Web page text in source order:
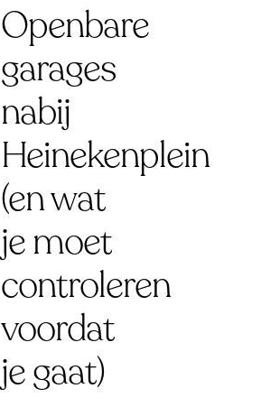
Openbare
garages
nabij
Heinekenplein
(en wat
je moet
controleren
voordat
je gaat)